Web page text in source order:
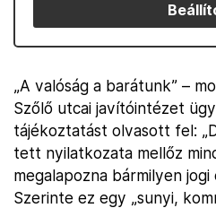
„A valóság a barátunk” –
Szőlő utcai javítóintézet
tájékoztatást olvasott fel:
tett nyilatkozata mellőz
megalapozna bármilyen jogi
Szerinte ez egy „sunyi,